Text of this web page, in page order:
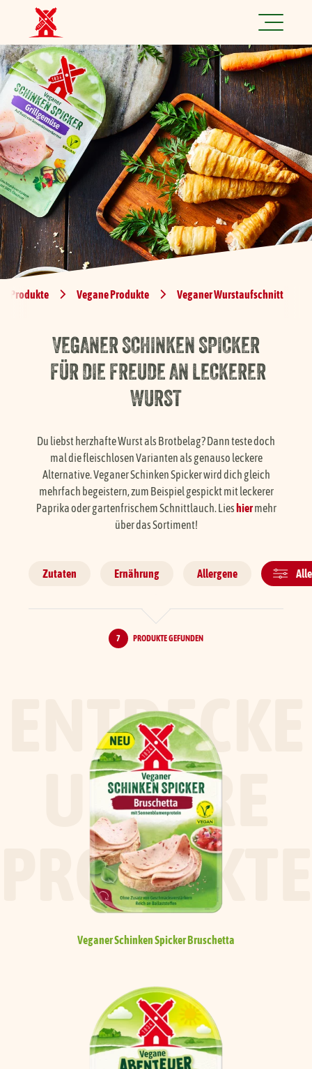
Produkte
Rezepte
Marke
Nachhaltigkeit
Über uns
Presse
VEGANER SCHINKEN SPICKER
FÜR DIE FREUDE AN LECKERER
WURST
Produkte Vegane Produkte Veganer Wurstaufschnitt
Du liebst herzhafte Wurst als Brotbelag? Dann teste doch
mal die fleischlosen Varianten als genauso leckere
Alternative. Veganer Schinken Spicker wird dich gleich
mehrfach begeistern, zum Beispiel gespickt mit leckerer
Paprika oder gartenfrischem Schnittlauch. Lies hiermehr
über das Sortiment!
Zutaten Ernährung Allergene
7 PRODUKTE GEFUNDEN
ENTDECKE
UNSERE
PRODUKTE
Veganer Schinken SpickerBruschetta